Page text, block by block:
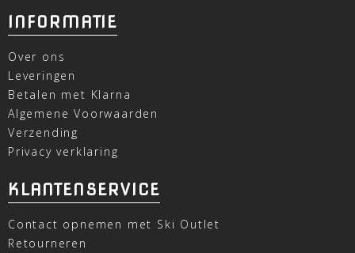
INFORMATIE
Over ons
Leveringen
Betalen met Klarna
Algemene Voorwaarden
Verzending
Privacy verklaring
KLANTENSERVICE
Contact opnemen met Ski Outlet
Retourneren